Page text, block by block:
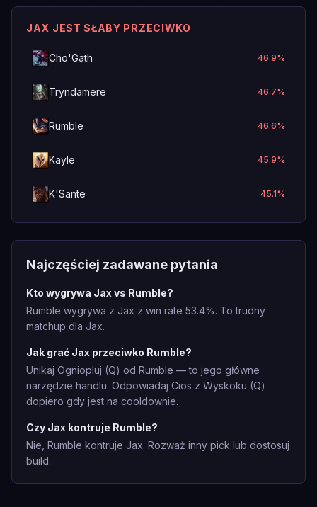
JAX JEST SŁABY PRZECIWKO
Cho'Gath 46.9%
Tryndamere 46.7%
Rumble 46.6%
Kayle 45.9%
K'Sante 45.1%
Najczęściej zadawane pytania
Kto wygrywa Jax vs Rumble?
Rumble wygrywa z Jax z win rate 53.4%. To trudny
matchup dla Jax.
Jak grać Jax przeciwko Rumble?
Unikaj Ogniopluj (Q) od Rumble — to jego główne
narzędzie handlu. Odpowiadaj Cios z Wyskoku (Q)
dopiero gdy jest na cooldownie.
Czy Jax kontruje Rumble?
Nie, Rumble kontruje Jax. Rozważ inny pick lub dostosuj
build.